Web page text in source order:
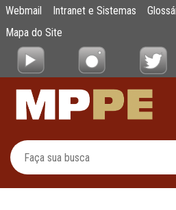
Pular para o Conteúdo principal
MPPE orienta que
Webmail Intranet e Sistemas
Mapa do Site